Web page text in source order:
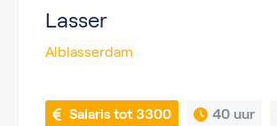
Lasser
Alblasserdam
Salaris tot 3300 40 uur